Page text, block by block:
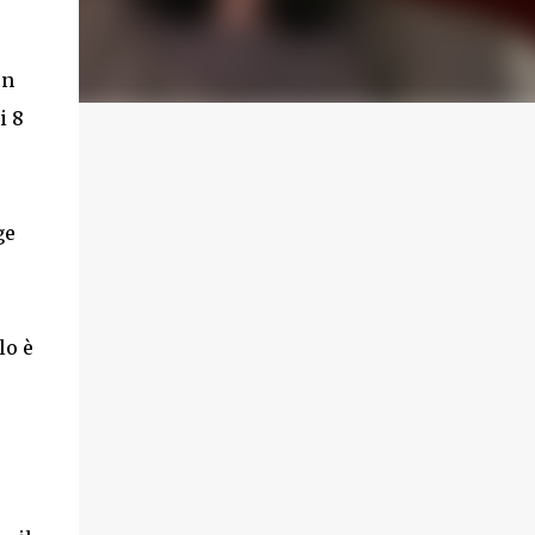
8
è